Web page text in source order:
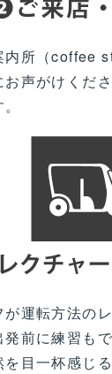
内所（coffee
声がけくだ
運転方法の
前に練習も
目一杯感じ